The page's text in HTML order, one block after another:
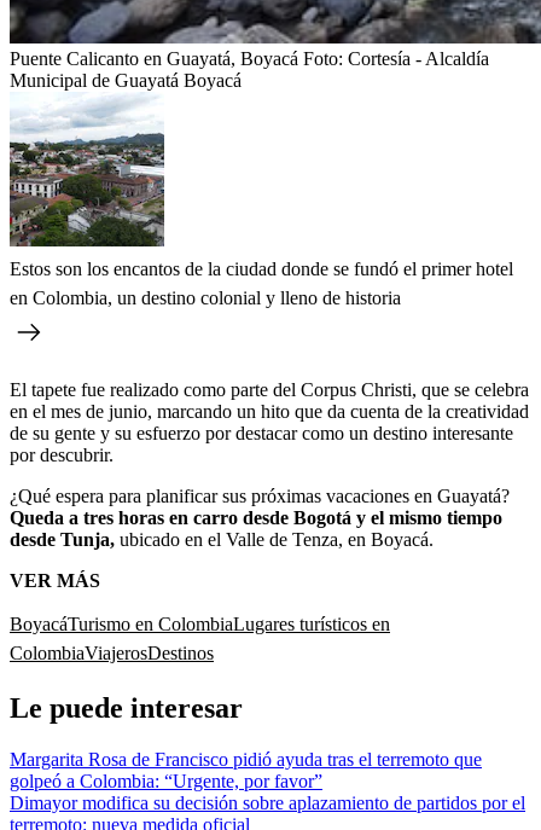
Puente Calicanto en Guayatá, Boyacá Foto: Cortesía - Alcaldía
Municipal de Guayatá Boyacá
Estos son los encantos de la ciudad donde se fundó el primer hotel
en Colombia, un destino colonial y lleno de historia
El tapete fue realizado como parte del Corpus Christi, que se celebra
en el mes de junio, marcando un hito que da cuenta de la creatividad
de su gente y su esfuerzo por destacar como un destino interesante
por descubrir.
¿Qué espera para planificar sus próximas vacaciones en Guayatá?
Queda a tres horas en carro desde Bogotá y el mismo tiempo
desde Tunja, ubicado en el Valle de Tenza, en Boyacá.
VER MÁS
BoyacáTurismo en ColombiaLugares turísticos en
ColombiaViajerosDestinos
Le puede interesar
Margarita Rosa de Francisco pidió ayuda tras el terremoto que
golpeó a Colombia: “Urgente, por favor”
Dimayor modifica su decisión sobre aplazamiento de partidos por el
terremoto: nueva medida oficial